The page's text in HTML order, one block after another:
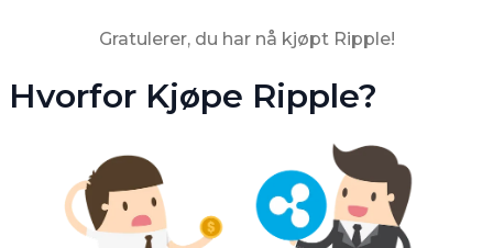
Gratulerer, du har nå kjøpt Ripple!
Hvorfor Kjøpe Ripple?